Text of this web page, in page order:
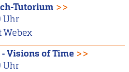
Tutorium >>
Uhr
- Visions of Time >>
Uhr